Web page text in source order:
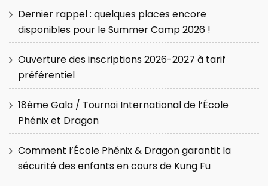
Dernier rappel : quelques places encore
disponibles pour le Summer Camp 2026 !
Ouverture des inscriptions 2026-2027 à tarif
préférentiel
18ème Gala / Tournoi International de l’École
Phénix et Dragon
Comment l’École Phénix & Dragon garantit la
sécurité des enfants en cours de Kung Fu